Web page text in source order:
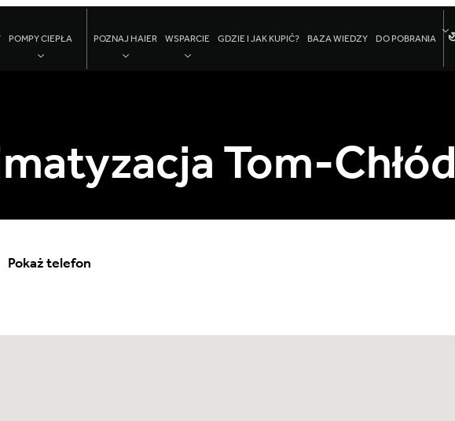
POMPY CIEPŁA POZNAJ HAIER WSPARCIE GDZIE I JAK KUPIĆ? BAZA WIEDZY DO POBRANIA
Tom-Chłód
Pokaż telefon